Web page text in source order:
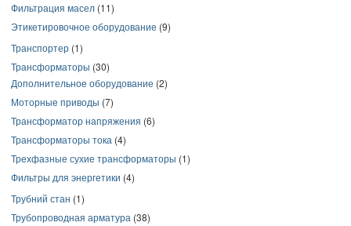
Фильтрация масел (11)
Этикетировочное оборудование (9)
Транспортер (1)
Трансформаторы (30)
Дополнительное оборудование (2)
Моторные приводы (7)
Трансформатор напряжения (6)
Трансформаторы тока (4)
Трехфазные сухие трансформаторы (1)
Фильтры для энергетики (4)
Трубний стан (1)
Трубопроводная арматура (38)